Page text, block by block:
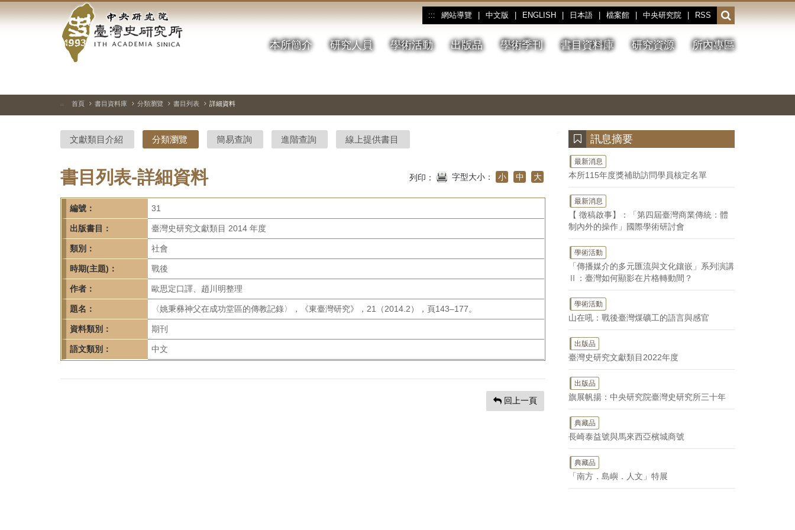
到
中
央
研
院-
臺
灣
史
研
究
所-
首
頁
::: 網站導覽 中文版 ENGLISH 日本語 檔案館 中央研究院 RSS
開
啟
或
收
本所簡介 研究人員 學術活動 出版品 學術季刊 書目資料庫 研究資源 所內專區
停、
圖
圖
結
::: 首頁 書目資料庫 分類瀏覽 書目列表 詳細資料
文獻類目介紹 分類瀏覽 簡易查詢 進階查詢 線上提供書目
書目列表-詳細資料 列印： 字型大小： 小 中 大
編號： 31
出版書目： 臺灣史研究文獻類目 2014 年度
類別： 社會
時期(主題)： 戰後
作者： 歐思定口譯、趙川明整理
題名： 〈姚秉彝神父在成功堂區的傳教記錄〉，《東臺灣研究》，21（2014.2），頁143–177。
資料類別： 期刊
語文類別： 中文
回上一頁
訊息摘要
最新消息
本所115年度獎補助訪問學員核定名單
最新消息
【 徵稿啟事】：「第四屆臺灣商業傳統：體
制內外的操作」國際學術研討會
學術活動
「傳播媒介的多元匯流與文化鑲嵌」系列演講
Ⅱ：臺灣如何顯影在片格轉動間？
學術活動
山在吼：戰後臺灣煤礦工的語言與感官
出版品
臺灣史研究文獻類目2022年度
出版品
旗展帆揚：中央研究院臺灣史研究所三十年
典藏品
長崎泰益號與馬來西亞檳城商號
典藏品
「南方．島嶼．人文」特展